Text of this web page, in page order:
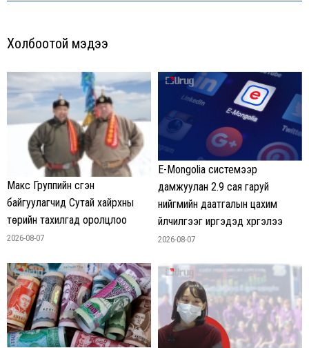
Холбоотой мэдээ
Макс Группийн үүсгэн
байгуулагчид Сутай хайрхны
төрийн тахилгад оролцлоо
2026-08-07
E-Mongolia системээр
дамжуулан 2.9 сая гаруй
нийгмийн даатгалын цахим
үйлчилгээг иргэдэд хүргэлээ
2026-08-07